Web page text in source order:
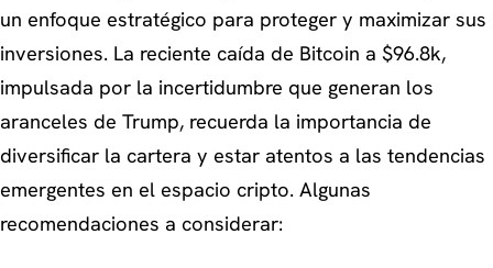
un enfoque estratégico para proteger y maximizar sus
inversiones. La reciente caída de Bitcoin a $96.8k,
impulsada por la incertidumbre que generan los
aranceles de Trump, recuerda la importancia de
diversificar la cartera y estar atentos a las tendencias
emergentes en el espacio cripto. Algunas
recomendaciones a considerar: